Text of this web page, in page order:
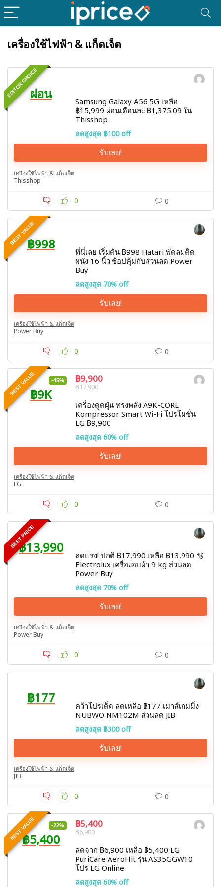
เครื่องใช้ไฟฟ้า & แก็ดเจ็ต
EDITOR CHOICEผ่อน
Samsung Galaxy A56 5G เหลือ
฿15,999 ผ่อนเดือนละ ฿1,375.09 ใน
Thisshop
ลดสูงสุด ฿100 off
รับเลย!
เครื่องใช้ไฟฟ้า & แก็ดเจ็ต
Thisshop
0 0
BEST VALUE฿998
ที่นี่เลย เริ่มต้น ฿998 Hatari พัดลมติด
ผนัง 16 นิ้ว ช้อปคุ้มกับส่วนลด Power
Buy
ลดสูงสุด 70% off
รับเลย!
เครื่องใช้ไฟฟ้า & แก็ดเจ็ต
Power Buy
0 0
BEST VALUE -45%
฿9K
฿9,900
฿17,900
เครื่องดูดฝุ่น ทรงพลัง A9K-CORE
Kompressor Smart Wi-Fi โปรโมชั่น
LG ฿9,900
ลดสูงสุด 60% off
รับเลย!
เครื่องใช้ไฟฟ้า & แก็ดเจ็ต
LG
0 0
BEST PRICE
฿13,990
ลดแรง! ปกติ ฿17,990 เหลือ ฿13,990 🫧
Electrolux เครื่องอบผ้า 9 kg ส่วนลด
Power Buy
ลดสูงสุด 70% off
รับเลย!
เครื่องใช้ไฟฟ้า & แก็ดเจ็ต
Power Buy
0 0
฿177
คว้าโปรเด็ด ลดเหลือ ฿177 เมาส์เกมมิ่ง
NUBWO NM102M ส่วนลด JIB
ลดสูงสุด ฿300 off
รับเลย!
เครื่องใช้ไฟฟ้า & แก็ดเจ็ต
JIB
0 0
BEST VALUE -22%
฿5,400
฿5,400
฿6,900
ลดจาก ฿6,900 เหลือ ฿5,400 LG
PuriCare AeroHit รุ่น AS35GGW10
โปร LG Online
ลดสูงสุด 60% off